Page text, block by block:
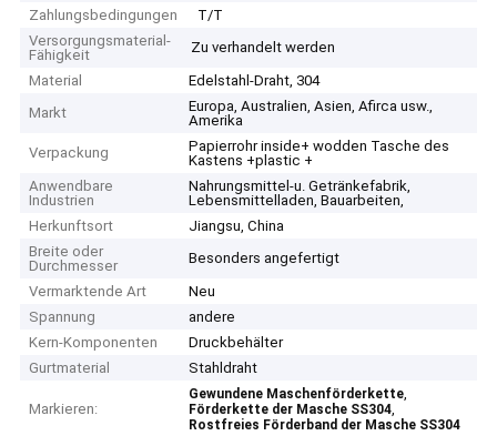
Zahlungsbedingungen
T/T
Versorgungsmaterial-
Fähigkeit
Zu verhandelt werden
Material
Edelstahl-Draht, 304
Markt
Europa, Australien, Asien, Afirca usw.,
Amerika
Verpackung
Papierrohr inside+ wodden Tasche des
Kastens +plastic +
Anwendbare
Industrien
Nahrungsmittel-u. Getränkefabrik,
Lebensmittelladen, Bauarbeiten,
Herkunftsort
Jiangsu, China
Breite oder
Durchmesser
Besonders angefertigt
Vermarktende Art
Neu
Spannung
andere
Kern-Komponenten
Druckbehälter
Gurtmaterial
Stahldraht
Markieren:
Gewundene Maschenförderkette,
Förderkette der Masche SS304,
Rostfreies Förderband der Masche SS304